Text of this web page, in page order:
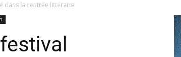
dans la rentrée littéraire